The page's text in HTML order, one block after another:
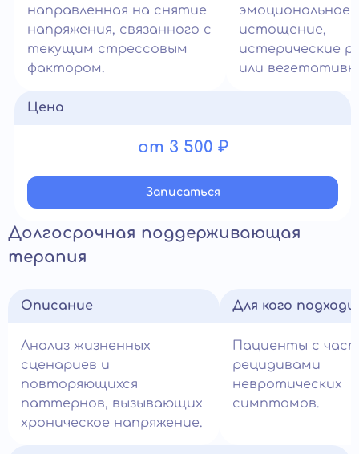
направленная на снятие
напряжения, связанного с
текущим стрессовым
фактором.
эмоциональное
истощение,
истерические
или
Цена
от 3 500 ₽
Записатьcя
Долгосрочная поддерживающая
терапия
Описание
Анализ жизненных
сценариев и
повторяющихся
паттернов, вызывающих
хроническое напряжение.
Для кого
Пациенты с
рецидивами
невротических
симптомов.